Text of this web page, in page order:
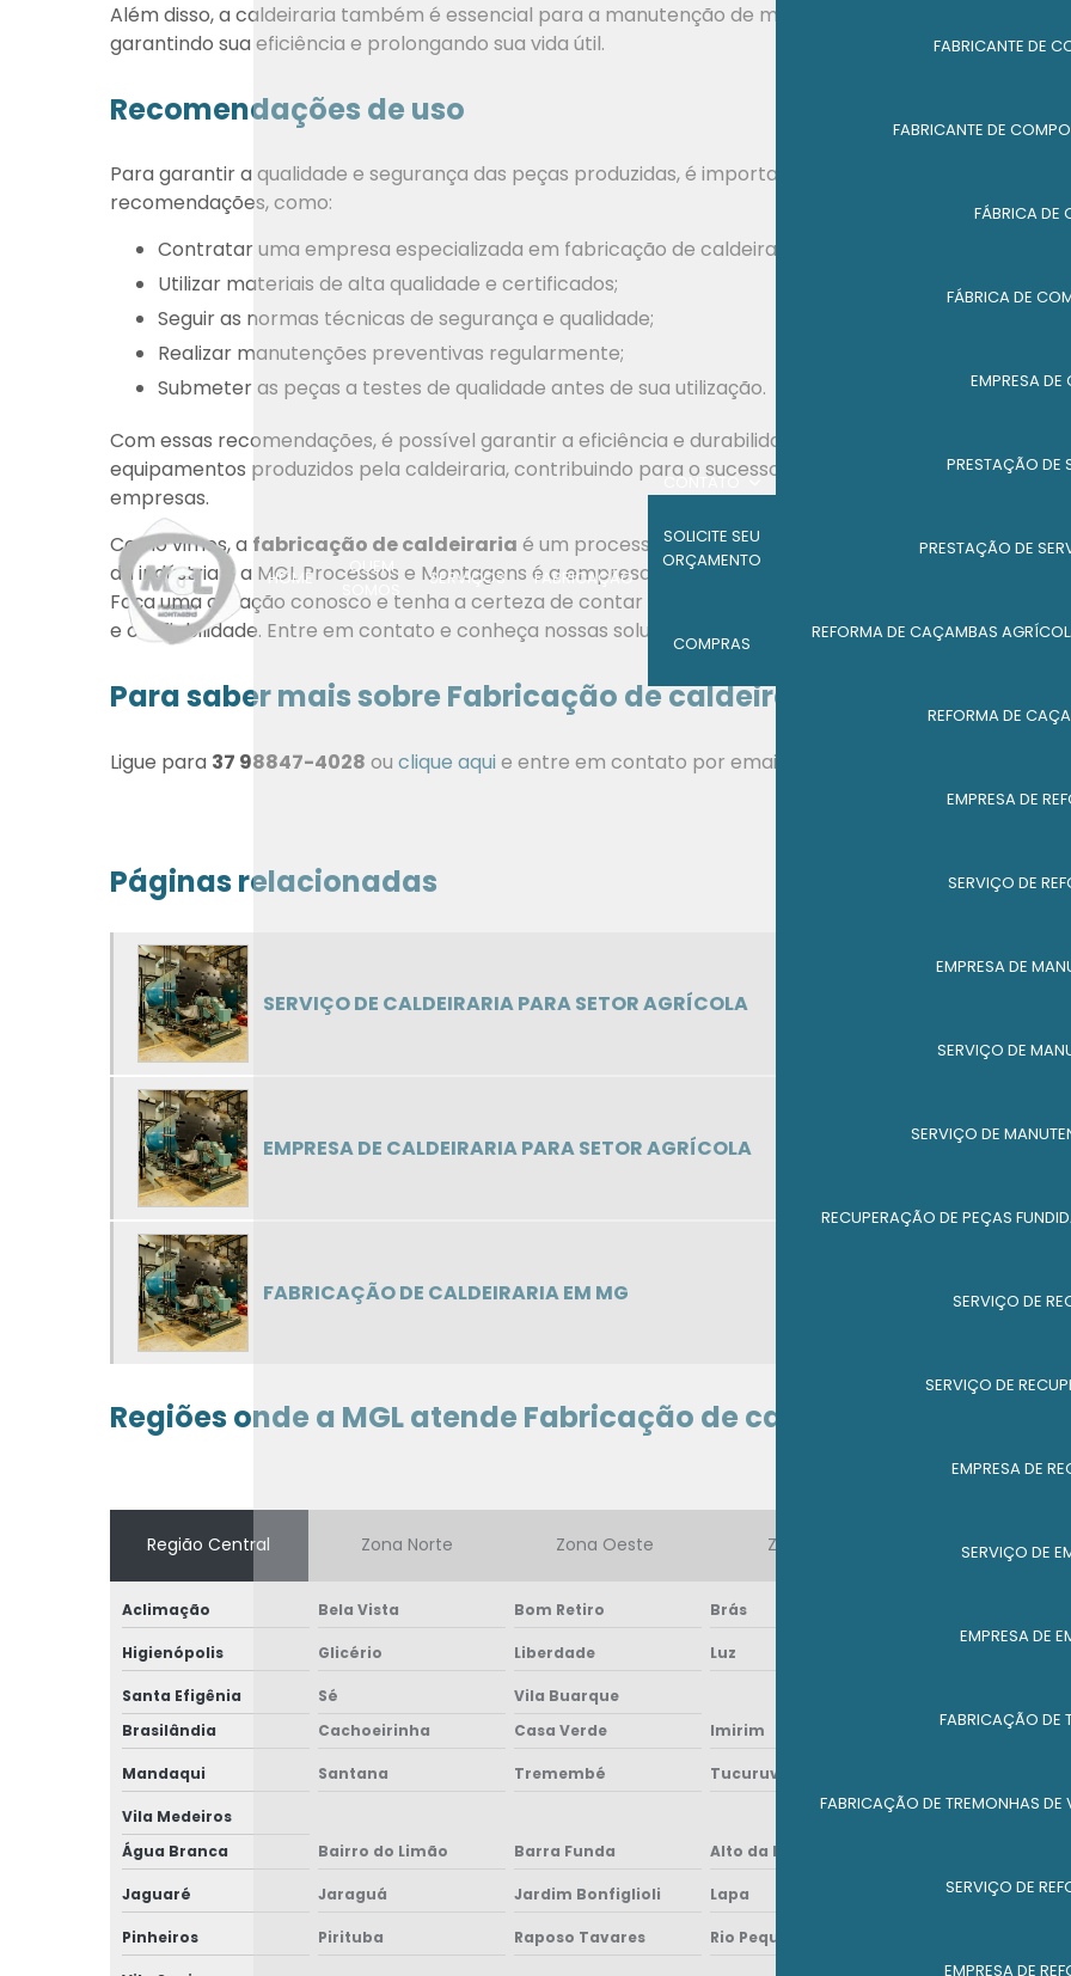
HOME
QUEM
SOMOS
SERVIÇOS FABRICAÇÃO
CONTATO
SOLICITE SEU
ORÇAMENTO
COMPRAS
FABRICANTE DE
FABRICANTE DE
FÁBRICA DE
FÁBRICA DE
EMPRESA DE
PRESTAÇÃO DE
PRESTAÇÃO DE
REFORMA DE CAÇAMBAS
REFORMA DE
EMPRESA DE
SERVIÇO DE
EMPRESA DE
SERVIÇO DE
SERVIÇO DE
RECUPERAÇÃO DE PEÇAS
SERVIÇO DE
SERVIÇO DE
EMPRESA DE
SERVIÇO DE
EMPRESA DE
FABRICAÇÃO DE
FABRICAÇÃO DE TREMONHAS DE
SERVIÇO DE
EMPRESA DE
Além disso, a caldeiraria também é essencial para a manutenção de maquinários pesados,
garantindo sua eficiência e prolongando sua vida útil.
Recomendações de uso
Para garantir a qualidade e segurança das peças produzidas, é importante seguir algumas
recomendações, como:
Contratar uma empresa especializada em fabricação de caldeiraria;
Utilizar materiais de alta qualidade e certificados;
Seguir as normas técnicas de segurança e qualidade;
Realizar manutenções preventivas regularmente;
Submeter as peças a testes de qualidade antes de sua utilização.
Com essas recomendações, é possível garantir a eficiência e durabilidade de peças e
equipamentos produzidos pela caldeiraria, contribuindo para o sucesso e crescimento das
empresas.
Como vimos, a fabricação de caldeiraria é um processo fundamental para diversos segmentos
da indústria e a MGL Processos e Montagens é a empresa ideal para atender às suas demandas.
Faça uma cotação conosco e tenha a certeza de contar com serviços e produtos de alta qualidade
e confiabilidade. Entre em contato e conheça nossas soluções em caldeiraria para a sua empresa!
Para saber mais sobre Fabricação de caldeiraria
Ligue para 37 98847-4028 ou clique aqui e entre em contato por email.
Páginas relacionadas
SERVIÇO DE CALDEIRARIA PARA SETOR AGRÍCOLA
EMPRESA DE CALDEIRARIA PARA SETOR AGRÍCOLA
FABRICAÇÃO DE CALDEIRARIA EM MG
Regiões onde a MGL atende Fabricação de caldeiraria:
Região Central Zona Norte Zona Oeste Zona Sul Zona Leste
Aclimação Bela Vista Bom Retiro Brás
Higienópolis Glicério Liberdade Luz
Santa Efigênia Sé
Vila Buarque
Brasilândia
Cachoeirinha Casa Verde Imirim Jaçanã
Mandaqui Santana Tremembé Tucuruvi
Vila Medeiros
Água Branca
Bairro do Limão Barra Funda Alto da Lapa
Jaguaré Jaraguá Jardim Bonfiglioli Lapa Pacaembú
Pinheiros Pirituba Raposo Tavares Rio Pequeno